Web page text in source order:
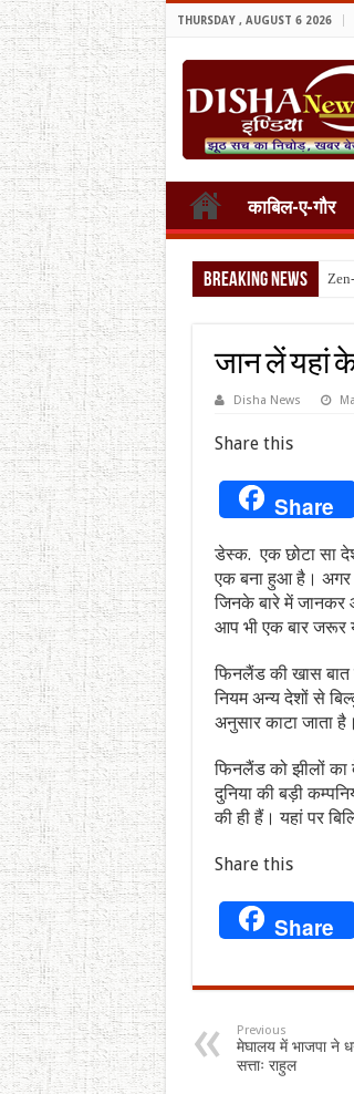
THURSDAY , AUGUST 6 2026
काबिल-ए-गौर
Breaking News
जान लें यहां
Disha News
Share this
Share
डेस्क. एक छोटा सा
एक बना हुआ है। अगर
जिनके बारे में जानकर
आप भी एक बार जरूर
फिनलैंड की खास बात
नियम अन्य देशों से
अनुसार काटा जाता है।
फिनलैंड को झीलों का
दुनिया की बड़ी
की ही हैं। यहां पर
Share this
Share
Previous
मेघालय में भाजपा ने
सत्ताः राहुल